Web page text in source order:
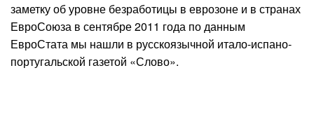
заметку об уровне безработицы в еврозоне и в странах
ЕвроСоюза в сентябре 2011 года по данным
ЕвроСтата мы нашли в русскоязычной итало-испано-
португальской газетой «Слово».